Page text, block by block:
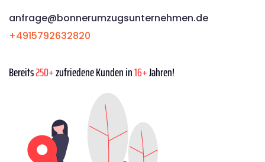
anfrage@bonnerumzugsunternehmen.de
+4915792632820
Bereits250+zufriedene Kunden in16+Jahren!